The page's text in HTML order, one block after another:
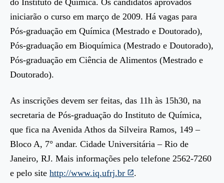
do Instituto de Química. Os candidatos aprovados
iniciarão o curso em março de 2009. Há vagas para
Pós-graduação em Química (Mestrado e Doutorado),
Pós-graduação em Bioquímica (Mestrado e Doutorado),
Pós-graduação em Ciência de Alimentos (Mestrado e
Doutorado).
As inscrições devem ser feitas, das 11h às 15h30, na
secretaria de Pós-graduação do Instituto de Química,
que fica na Avenida Athos da Silveira Ramos, 149 –
Bloco A, 7° andar. Cidade Universitária – Rio de
Janeiro, RJ. Mais informações pelo telefone 2562-7260
e pelo site http://www.iq.ufrj.br .